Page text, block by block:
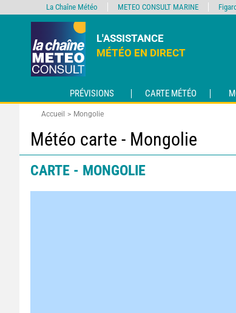
L'ASSISTANCE
MÉTÉO EN DIRECT
PRÉVISIONS CARTE MÉTÉO
Accueil Mongolie
Météo carte - Mongolie
CARTE - MONGOLIE
La Chaîne Météo METEO CONSULT MARINE